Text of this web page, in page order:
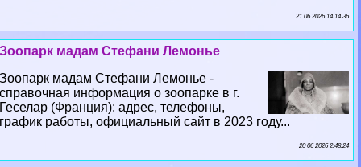
21 06 2026 14:14:36
Зоопарк мадам Стефани Лемонье
Зоопарк мадам Стефани Лемонье -
справочная информация о зоопарке в г.
Геселар (Франция): адрес, телефоны,
график работы, официальный сайт в 2023 году...
20 06 2026 2:48:24